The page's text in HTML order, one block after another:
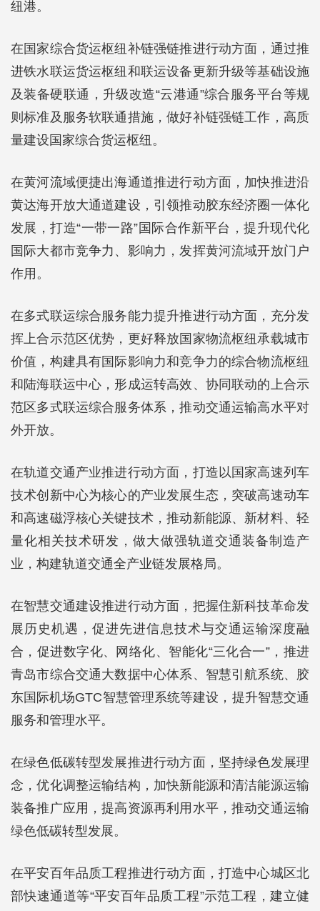
纽港。
在国家综合货运枢纽补链强链推进行动方面，通过推
进铁水联运货运枢纽和联运设备更新升级等基础设施
及装备硬联通，升级改造“云港通”综合服务平台等规
则标准及服务软联通措施，做好补链强链工作，高质
量建设国家综合货运枢纽。
在黄河流域便捷出海通道推进行动方面，加快推进沿
黄达海开放大通道建设，引领推动胶东经济圈一体化
发展，打造“一带一路”国际合作新平台，提升现代化
国际大都市竞争力、影响力，发挥黄河流域开放门户
作用。
在多式联运综合服务能力提升推进行动方面，充分发
挥上合示范区优势，更好释放国家物流枢纽承载城市
价值，构建具有国际影响力和竞争力的综合物流枢纽
和陆海联运中心，形成运转高效、协同联动的上合示
范区多式联运综合服务体系，推动交通运输高水平对
外开放。
在轨道交通产业推进行动方面，打造以国家高速列车
技术创新中心为核心的产业发展生态，突破高速动车
和高速磁浮核心关键技术，推动新能源、新材料、轻
量化相关技术研发，做大做强轨道交通装备制造产
业，构建轨道交通全产业链发展格局。
在智慧交通建设推进行动方面，把握住新科技革命发
展历史机遇，促进先进信息技术与交通运输深度融
合，促进数字化、网络化、智能化“三化合一”，推进
青岛市综合交通大数据中心体系、智慧引航系统、胶
东国际机场GTC智慧管理系统等建设，提升智慧交通
服务和管理水平。
在绿色低碳转型发展推进行动方面，坚持绿色发展理
念，优化调整运输结构，加快新能源和清洁能源运输
装备推广应用，提高资源再利用水平，推动交通运输
绿色低碳转型发展。
在平安百年品质工程推进行动方面，打造中心城区北
部快速通道等“平安百年品质工程”示范工程，建立健